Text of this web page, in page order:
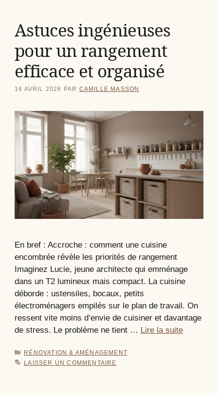
Astuces ingénieuses
pour un rangement
efficace et organisé
16 AVRIL 2026 PAR CAMILLE MASSON
En bref : Accroche : comment une cuisine
encombrée révèle les priorités de rangement
Imaginez Lucie, jeune architecte qui emménage
dans un T2 lumineux mais compact. La cuisine
déborde : ustensiles, bocaux, petits
électroménagers empilés sur le plan de travail. On
ressent vite moins d’envie de cuisiner et davantage
de stress. Le problème ne tient … Lire la suite
CATÉGORIES
RÉNOVATION & AMÉNAGEMENT
LAISSER UN COMMENTAIRE